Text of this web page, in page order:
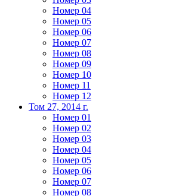
Номер 04
Номер 05
Номер 06
Номер 07
Номер 08
Номер 09
Номер 10
Номер 11
Номер 12
Том 27, 2014 г.
Номер 01
Номер 02
Номер 03
Номер 04
Номер 05
Номер 06
Номер 07
Номер 08